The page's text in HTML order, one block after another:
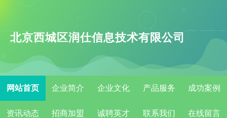
北京西城区润仕信息技术有限公司
网站首页 企业简介 企业文化 产品服务 成功案例
资讯动态 招商加盟 诚聘英才 联系我们 在线留言